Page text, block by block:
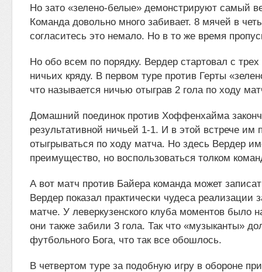
Но зато «зелено-белые» демонстрируют самый
Команда довольно много забивает. 8 мячей в
согласитесь это немало. Но в то же время
Но обо всем по порядку. Вердер стартовал с
ничьих кряду. В первом туре против Герты
что называется ничью отыграв 2 гола по ходу
Домашний поединок против Хоффенхайма
результативной ничьей 1-1. И в этой встрече им
отыгрываться по ходу матча. Но здесь Вердер
преимущество, но воспользоваться толком
А вот матч против Байера команда может
Вердер показал практически чудеса реализации
матче. У леверкузенского клуба моментов было
они также забили 3 гола. Так что «музыканты»
футбольного Бога, что так все обошлось.
В четвертом туре за подобную игру в обороне